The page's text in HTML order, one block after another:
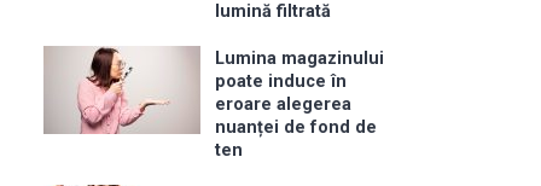
lumină filtrată
Lumina magazinului
poate induce în
eroare alegerea
nuanței de fond de
ten